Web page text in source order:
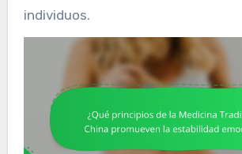
individuos.